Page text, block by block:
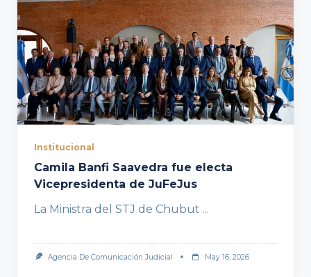
Institucional
Camila Banfi Saavedra fue electa
Vicepresidenta de JuFeJus
La Ministra del STJ de Chubut ...
Agencia De Comunicación Judicial May 16, 2026